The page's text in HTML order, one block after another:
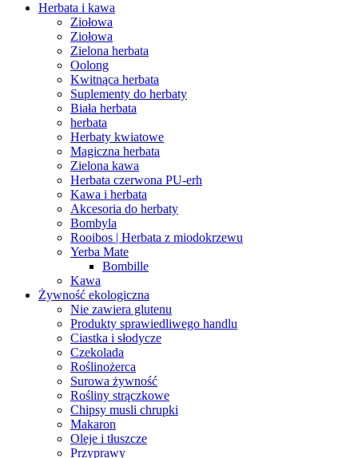
Herbata i kawa
Ziołowa
Ziołowa
Zielona herbata
Oolong
Kwitnąca herbata
Suplementy do herbaty
Biała herbata
herbata
Herbaty kwiatowe
Magiczna herbata
Zielona kawa
Herbata czerwona PU-erh
Kawa i herbata
Akcesoria do herbaty
Bombyla
Rooibos | Herbata z miodokrzewu
Yerba Mate
Bombille
Kawa
Żywność ekologiczna
Nie zawiera glutenu
Produkty sprawiedliwego handlu
Ciastka i słodycze
Czekolada
Roślinożerca
Surowa żywność
Rośliny strączkowe
Chipsy musli chrupki
Makaron
Oleje i tłuszcze
Przyprawy